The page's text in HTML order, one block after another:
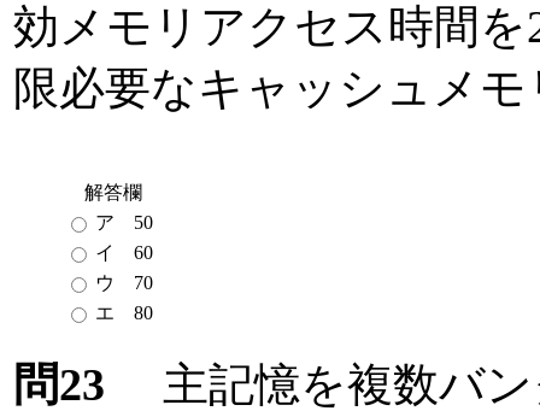
効メモリアクセス時間
限必要なキャッシュメ
解答欄
ア 50
イ 60
ウ 70
エ 80
問23 主記憶を複数バン